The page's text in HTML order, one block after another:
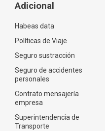
Adicional
Habeas data
Políticas de Viaje
Seguro sustracción
Seguro de accidentes
personales
Contrato mensajería
empresa
Superintendencia de
Transporte